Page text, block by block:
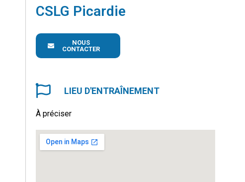
CSLG Picardie
NOUS
CONTACTER
LIEU D'ENTRAÎNEMENT
À préciser